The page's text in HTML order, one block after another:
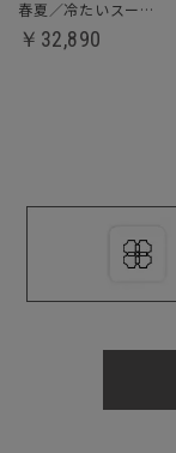
春夏／冷たいスーツ～Jersey～
￥32,890